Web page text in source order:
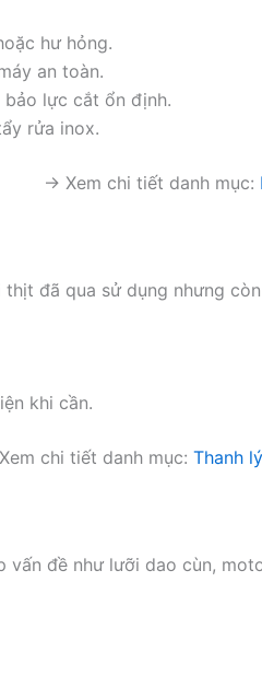
hư hỏng.
an toàn.
lực cắt ổn định.
rửa inox.
→ Xem chi tiết danh mục:
đã qua sử dụng nhưng
khi cần.
chi tiết danh mục: Thanh
đề như lưỡi dao cùn,